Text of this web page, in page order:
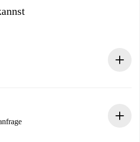
Informationen im Voraus.